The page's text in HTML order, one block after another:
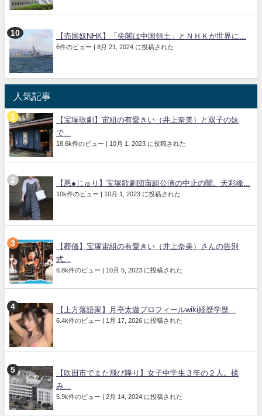
【売国奴NHK】「尖閣は中国領土」とＮＨＫが世界に...
6件のビュー | 8月 21, 2024 に投稿された
人気記事
【宝塚歌劇】宙組の有愛きい（井上奈美）と双子の妹
で...
18.6k件のビュー | 10月 1, 2023 に投稿された
【悪●じゅり】宝塚歌劇団宙組公演の中止の闇。天彩峰...
10k件のビュー | 10月 1, 2023 に投稿された
【葬儀】宝塚宙組の有愛きい（井上奈美）さんの告別
式...
6.8k件のビュー | 10月 5, 2023 に投稿された
【上方落語家】月亭太遊プロフィールwiki経歴学歴...
6.4k件のビュー | 1月 17, 2026 に投稿された
【吹田市でまた飛び降り】女子中学生３年の２人。揉
み...
5.9k件のビュー | 2月 14, 2024 に投稿された